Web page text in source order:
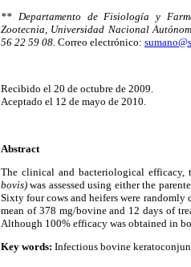
** Departamento de Fisiología y
Zootecnia, Universidad Nacional
56 22 59 08. Correo electrónico:
Recibido el 20 de octubre de 2009.
Aceptado el 12 de mayo de 2010.
Abstract
The clinical and bacteriological
bovis)was assessed using either the
Sixty four cows and heifers were randomly
mean of 378 mg/bovine and 12 days of
Although 100% efficacy was obtained in
Key words: Infectious bovine